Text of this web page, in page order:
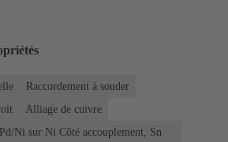
Raccordement à souder
Alliage de cuivre
Ni sur Ni Côté accouplement, Sn